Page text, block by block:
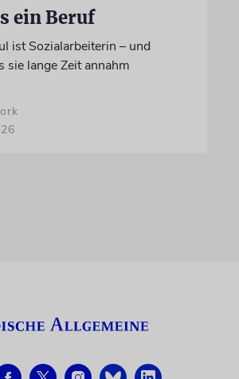
ein Beruf
ist Sozialarbeiterin – und
sie lange Zeit annahm